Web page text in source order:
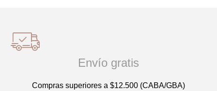
Envío gratis
Compras superiores a $12.500 (CABA/GBA)